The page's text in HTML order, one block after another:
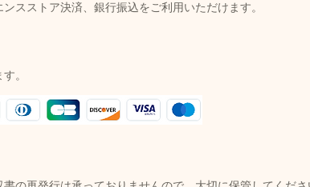
スストア決済、銀行振込をご利用いただけます。
。